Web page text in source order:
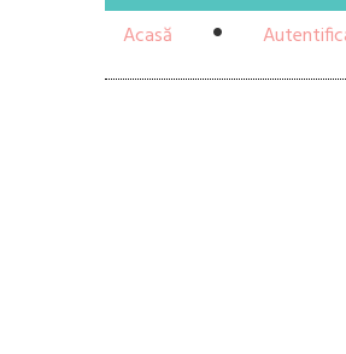
Acasă